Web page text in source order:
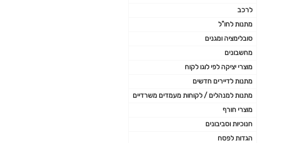
לרכב
מתנות לחו"ל
סובלימציה ומגנים
מחשבונים
מוצרי יציקה לפי לוגו לקוח
מתנות לדיירים חדשים
מתנות למנהלים / לקוחות מעמדים משרדיים
מוצרי חורף
חנוכיות וסביבונים
הגדות לפסח